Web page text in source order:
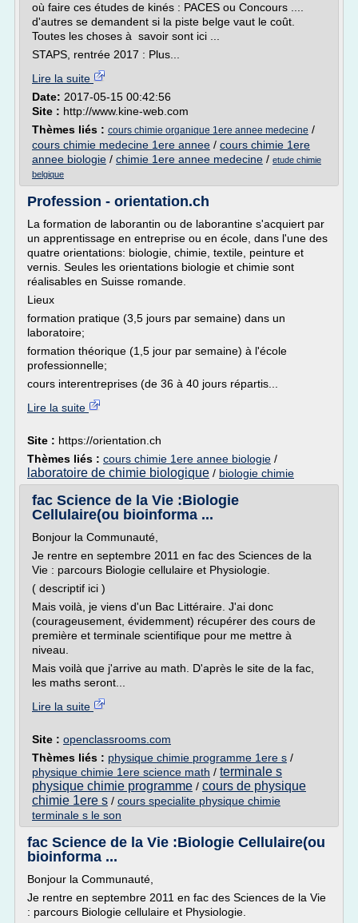
où faire ces études de kinés : PACES ou Concours ....
d'autres se demandent si la piste belge vaut le coût.
Toutes les choses à savoir sont ici ...
STAPS, rentrée 2017 : Plus...
Lire la suite
Date: 2017-05-15 00:42:56
Site : http://www.kine-web.com
Thèmes liés : cours chimie organique 1ere annee medecine /
cours chimie medecine 1ere annee / cours chimie 1ere
annee biologie / chimie 1ere annee medecine / etude chimie
belgique
Profession - orientation.ch
La formation de laborantin ou de laborantine s'acquiert par
un apprentissage en entreprise ou en école, dans l'une des
quatre orientations: biologie, chimie, textile, peinture et
vernis. Seules les orientations biologie et chimie sont
réalisables en Suisse romande.
Lieux
formation pratique (3,5 jours par semaine) dans un
laboratoire;
formation théorique (1,5 jour par semaine) à l'école
professionnelle;
cours interentreprises (de 36 à 40 jours répartis...
Lire la suite
Site : https://orientation.ch
Thèmes liés : cours chimie 1ere annee biologie /
laboratoire de chimie biologique / biologie chimie
fac Science de la Vie :Biologie
Cellulaire(ou bioinforma ...
Bonjour la Communauté,
Je rentre en septembre 2011 en fac des Sciences de la
Vie : parcours Biologie cellulaire et Physiologie.
( descriptif ici )
Mais voilà, je viens d'un Bac Littéraire. J'ai donc
(courageusement, évidemment) récupérer des cours de
première et terminale scientifique pour me mettre à
niveau.
Mais voilà que j'arrive au math. D'après le site de la fac,
les maths seront...
Lire la suite
Site : openclassrooms.com
Thèmes liés : physique chimie programme 1ere s /
physique chimie 1ere science math / terminale s
physique chimie programme / cours de physique
chimie 1ere s / cours specialite physique chimie
terminale s le son
fac Science de la Vie :Biologie Cellulaire(ou
bioinforma ...
Bonjour la Communauté,
Je rentre en septembre 2011 en fac des Sciences de la Vie
: parcours Biologie cellulaire et Physiologie.